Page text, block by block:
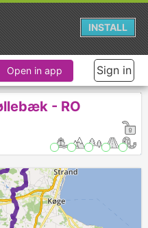
Open in app Sign in
- RO
INSTALL